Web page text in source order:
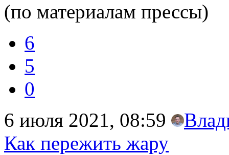
(по материалам прессы)
6
5
0
6 июля 2021, 08:59
Как пережить жару